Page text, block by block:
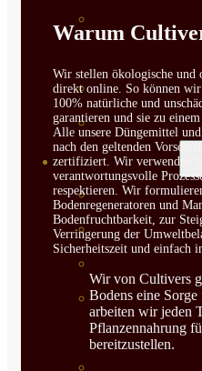
PLANTAS
SEMILLAS
VER
SEMILLAS
HOJA
Warum
Wir stellen ökologische und
direkt online. So können wir
100% natürliche und
garantieren und sie zu
Alle unsere Düngemittel
nach den geltenden
zertifiziert. Wir verwenden
verantwortungsvolle
respektieren. Wir
Bodenregeneratoren und
Bodenfruchtbarkeit, zur
Verringerung der
Sicherheitszeit und einfach
Wir von Cultivers
Bodens eine
arbeiten wir jeden
Pflanzennahrung
bereitzustellen.